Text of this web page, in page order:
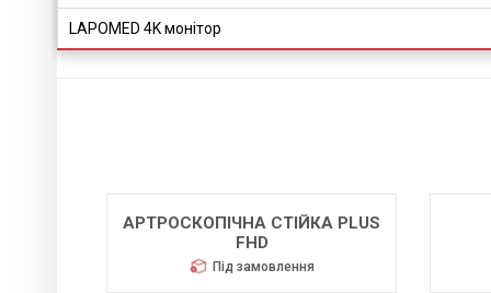
LAPOMED 4K монітор
АРТРОСКОПІЧНА СТІЙКА PLUS
FHD
Під замовлення